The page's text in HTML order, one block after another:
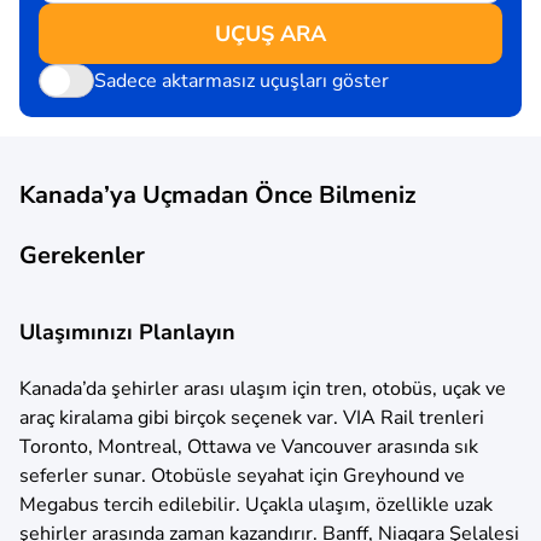
UÇUŞ ARA
Sadece aktarmasız uçuşları göster
Kanada’ya Uçmadan Önce Bilmeniz
Gerekenler
Ulaşımınızı Planlayın
Kanada’da şehirler arası ulaşım için tren, otobüs, uçak ve
araç kiralama gibi birçok seçenek var. VIA Rail trenleri
Toronto, Montreal, Ottawa ve Vancouver arasında sık
seferler sunar. Otobüsle seyahat için Greyhound ve
Megabus tercih edilebilir. Uçakla ulaşım, özellikle uzak
şehirler arasında zaman kazandırır. Banff, Niagara Şelalesi